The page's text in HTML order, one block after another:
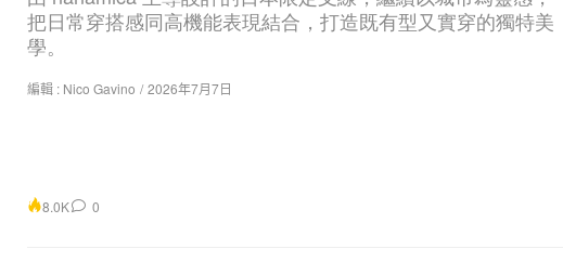
把日常穿搭感同高機能表現結合，打造既有型又實穿的獨特美
學。
編輯 : Nico Gavino / 2026年7月7日
8.0K 0